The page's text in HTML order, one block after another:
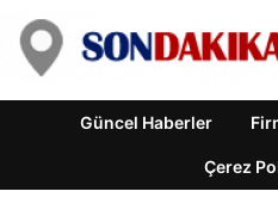
Güncel Haberler
Çerez